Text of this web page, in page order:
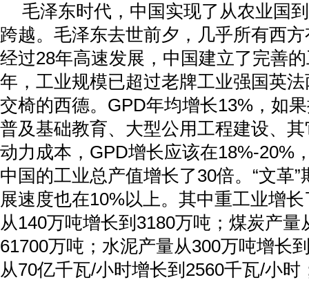
毛泽东时代，中国实现了从农业国
跨越。毛泽东去世前夕，几乎所有西
经过28年高速发展，中国建立了完善
年，工业规模已超过老牌工业强国英
交椅的西德。 GPD年均增长13% ，如
普及基础教育、大型公用工程建设、
动力成本， GPD增长应该在18%-20%
中国的工业总产值增长了30倍。“文革
展速度也在10%以上。其中重工业增长
从140万吨增长到 3180万吨；煤炭产量
61700万吨；水泥产量从300万吨增长
从70亿千瓦/小时增长到 2560千瓦/小时